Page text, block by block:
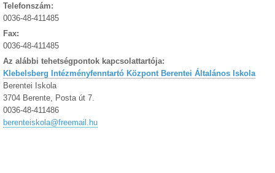
Telefonszám:
0036-48-411485
Fax:
0036-48-411485
Az alábbi tehetségpontok kapcsolattartója:
Klebelsberg Intézményfenntartó Központ Berentei Általános Iskola
Berentei Iskola
3704 Berente, Posta út 7.
0036-48-411486
berenteiskola@freemail.hu